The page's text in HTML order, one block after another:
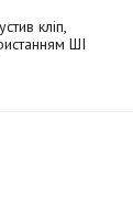
кліп,
ШІ